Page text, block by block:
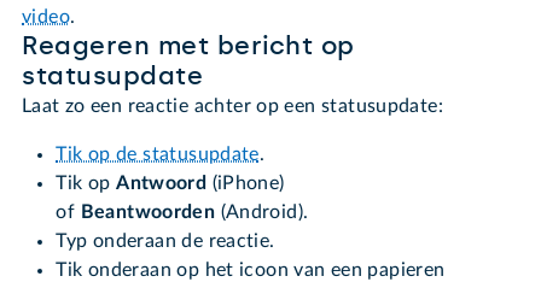
video.
Reageren met bericht op
statusupdate
Laat zo een reactie achter op een statusupdate:
Tik op de statusupdate.
Tik opAntwoord (iPhone)
of Beantwoorden (Android).
Typ onderaan de reactie.
Tik onderaan op het icoon van een papieren